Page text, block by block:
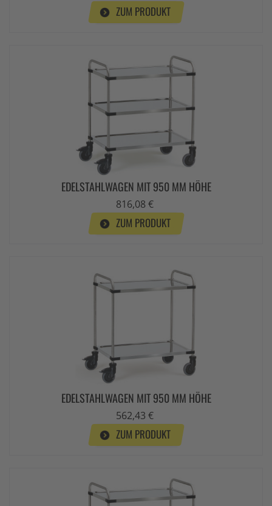
ZUM PRODUKT
EDELSTAHLWAGEN MIT 950 MM HÖHE
816,08 €
ZUM PRODUKT
EDELSTAHLWAGEN MIT 950 MM HÖHE
562,43 €
ZUM PRODUKT